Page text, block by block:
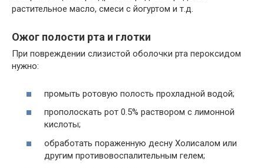
растительное масло, смеси с йогуртом и т.д.
Ожог полости рта и глотки
При повреждении слизистой оболочки рта пероксидом
нужно:
промыть ротовую полость прохладной водой;
прополоскать рот 0.5% раствором с лимонной
кислоты;
обработать пораженную десну Холисалом или
другим противовоспалительным гелем;